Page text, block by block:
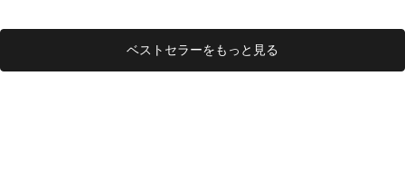
ベストセラーをもっと見る